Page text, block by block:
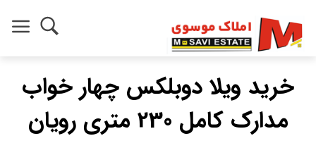
خرید ویلا دوبلکس چهار خواب
مدارک کامل 230 متری رویان